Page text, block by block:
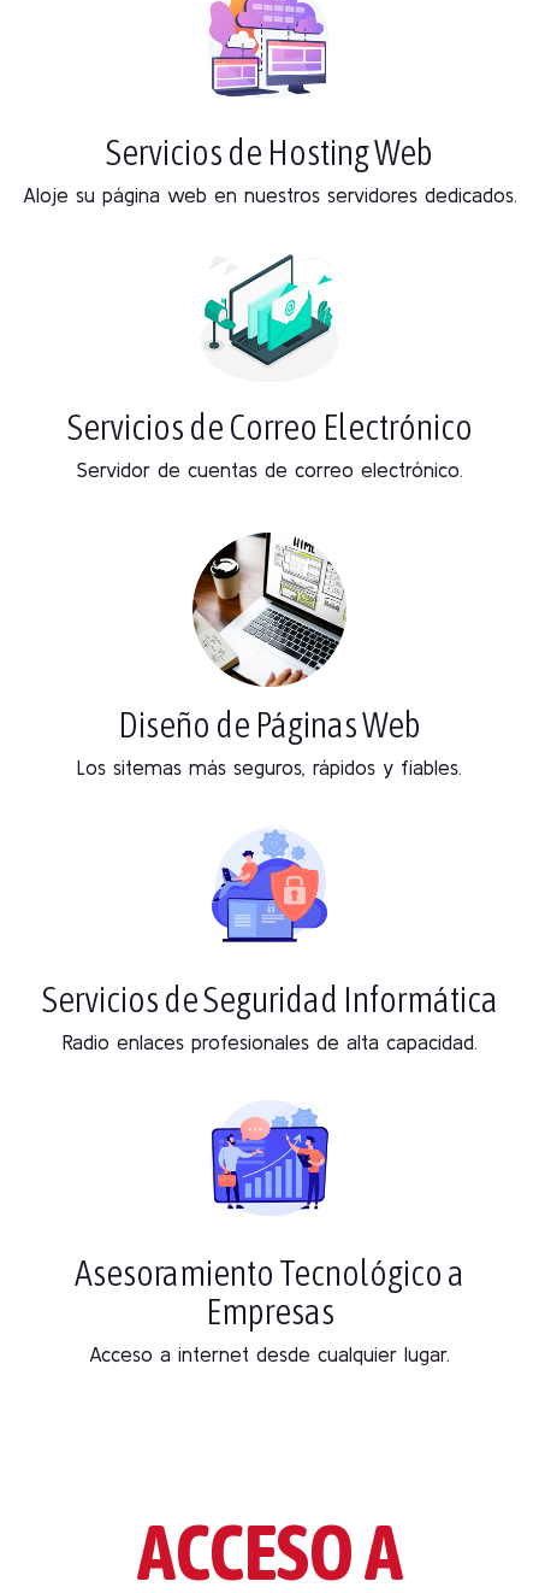
Servicios de Hosting Web
Aloje su página web en nuestros servidores dedicados.
Servicios de Correo Electrónico
Servidor de cuentas de correo electrónico.
Diseño de Páginas Web
Los sitemas más seguros, rápidos y fiables.
Servicios de Seguridad Informática
Radio enlaces profesionales de alta capacidad.
Asesoramiento Tecnológico a
Empresas
Acceso a internet desde cualquier lugar.
ACCESO A